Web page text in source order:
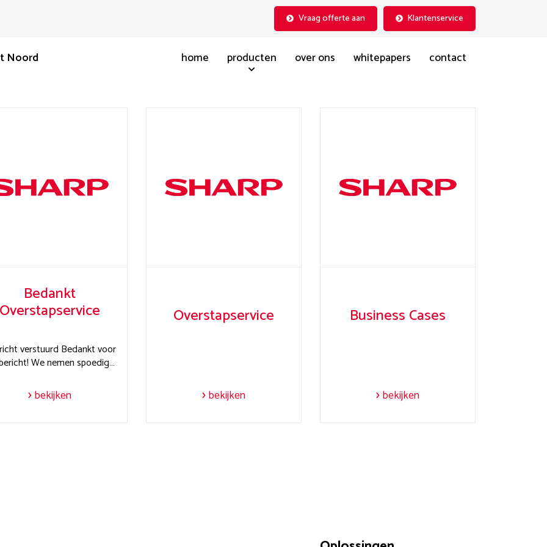
Vraag offerte aan Klantenservice
Noord home producten over ons whitepapers contact
Bedankt
Overstapservice
verstuurd Bedankt voor
We nemen spoedig…
bekijken
Overstapservice
bekijken
Business Cases
bekijken